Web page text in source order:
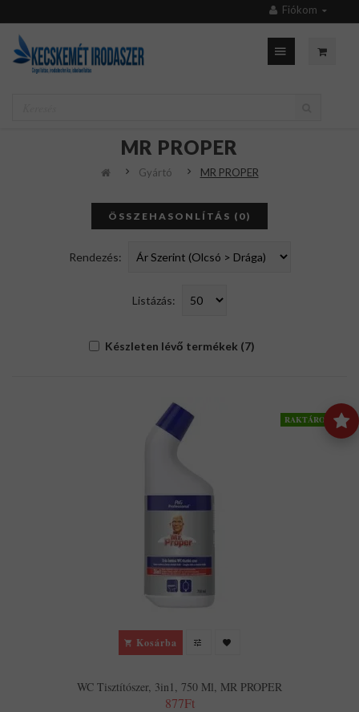
Fiókom
MR PROPER
Gyártó MR PROPER
ÖSSZEHASONLÍTÁS (0)
Rendezés:
Listázás:
Készleten lévő termékek (7)
RAKTÁRON
Kosárba
WC Tisztítószer, 3in1, 750 Ml, MR PROPER
877Ft